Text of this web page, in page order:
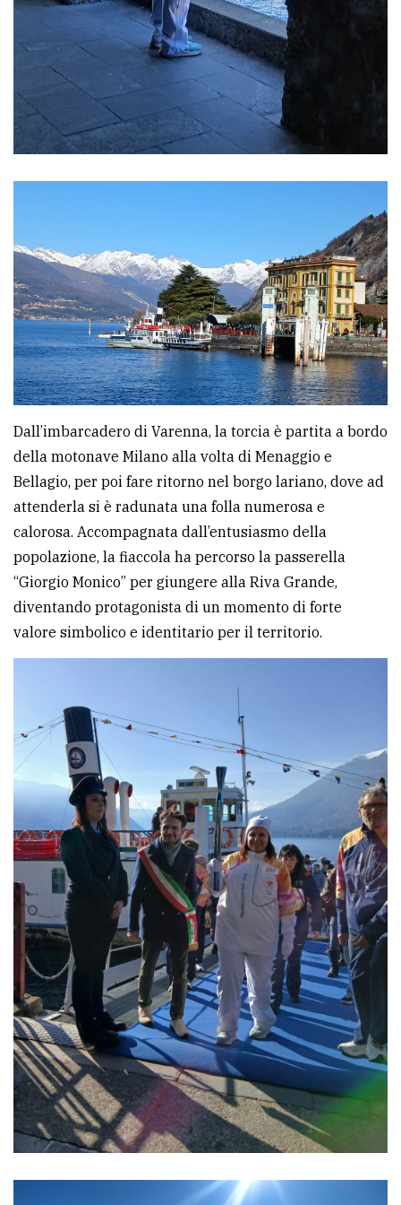
Dall’imbarcadero di Varenna, la torcia è partita a bordo
della motonave Milano alla volta di Menaggio e
Bellagio, per poi fare ritorno nel borgo lariano, dove ad
attenderla si è radunata una folla numerosa e
calorosa. Accompagnata dall’entusiasmo della
popolazione, la fiaccola ha percorso la passerella
“Giorgio Monico” per giungere alla Riva Grande,
diventando protagonista di un momento di forte
valore simbolico e identitario per il territorio.